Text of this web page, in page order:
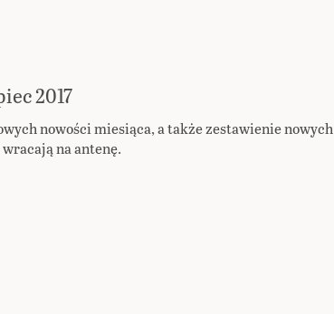
2017
nowości miesiąca, a także zestawienie nowych
na antenę.